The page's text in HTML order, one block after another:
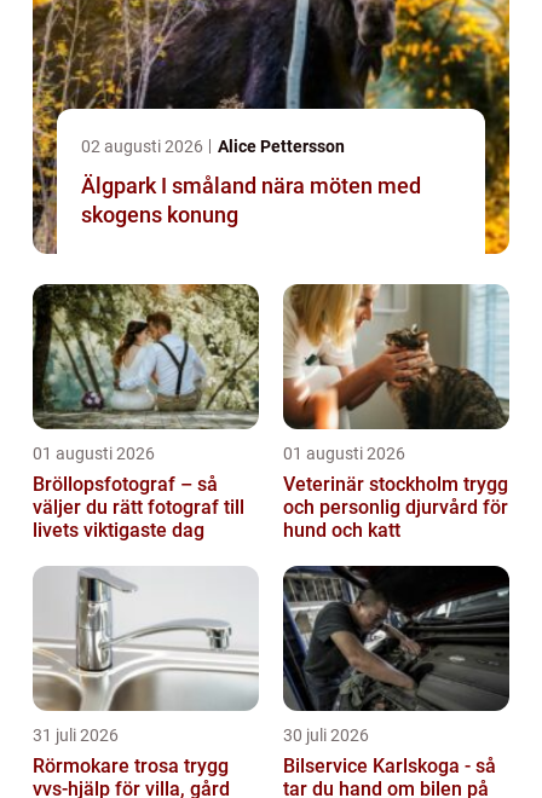
02 augusti 2026 Alice Pettersson
Älgpark I småland nära möten med
skogens konung
01 augusti 2026
Bröllopsfotograf – så
väljer du rätt fotograf till
livets viktigaste dag
01 augusti 2026
Veterinär stockholm trygg
och personlig djurvård för
hund och katt
31 juli 2026
Rörmokare trosa trygg
vvs-hjälp för villa, gård
30 juli 2026
Bilservice Karlskoga - så
tar du hand om bilen på